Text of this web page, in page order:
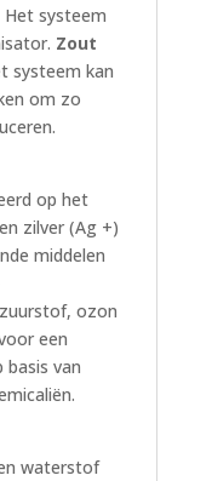
systeem
Zout
systeem kan
om zo
op het
zilver (Ag +)
middelen
ozon
een
van
waterstof